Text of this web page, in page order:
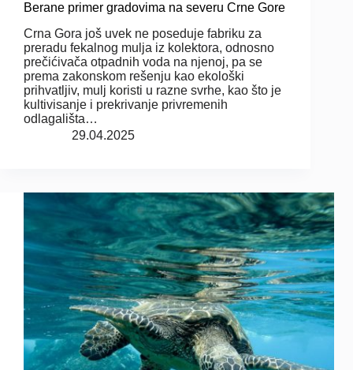
Berane primer gradovima na severu Crne Gore
Crna Gora još uvek ne poseduje fabriku za
preradu fekalnog mulja iz kolektora, odnosno
prečićivača otpadnih voda na njenoj, pa se
prema zakonskom rešenju kao ekološki
prihvatljiv, mulj koristi u razne svrhe, kao što je
kultivisanje i prekrivanje privremenih
odlagališta…
29.04.2025